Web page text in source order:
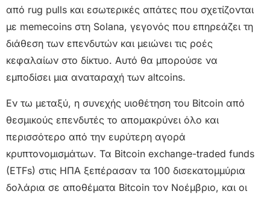
από rug pulls και εσωτερικές απάτες που σχετίζονται
με memecoins στη Solana, γεγονός που επηρεάζει τη
διάθεση των επενδυτών και μειώνει τις ροές
κεφαλαίων στο δίκτυο. Αυτό θα μπορούσε να
εμποδίσει μια αναταραχή των altcoins.
Εν τω μεταξύ, η συνεχής υιοθέτηση του Bitcoin από
θεσμικούς επενδυτές το απομακρύνει όλο και
περισσότερο από την ευρύτερη αγορά
κρυπτονομισμάτων. Τα Bitcoin exchange-traded funds
(ETFs) στις ΗΠΑ ξεπέρασαν τα 100 δισεκατομμύρια
δολάρια σε αποθέματα Bitcoin τον Νοέμβριο, και οι